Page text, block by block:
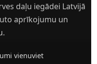
daļu iegādei Latvijā
aprīkojumu un
vienuviet